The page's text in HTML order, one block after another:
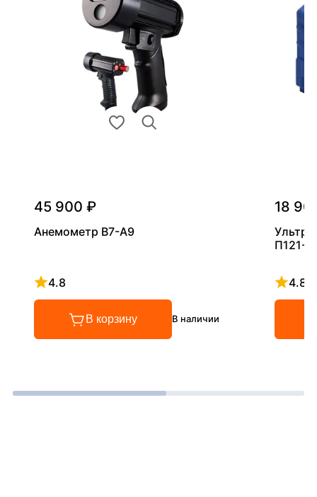
45 900 ₽
Анемометр В7-А9
4.8
Рейтинг 4.8 из 5
В корзину В наличии
18
П121-
4.8